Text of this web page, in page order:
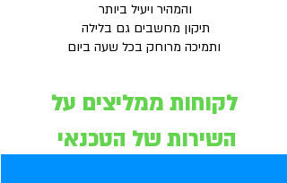
והמהיר ויעיל ביותר
תיקון מחשבים גם בלילה
ותמיכה מרוחק בכל שעה ביום
לקוחות ממליצים על
השירות של הטכנאי